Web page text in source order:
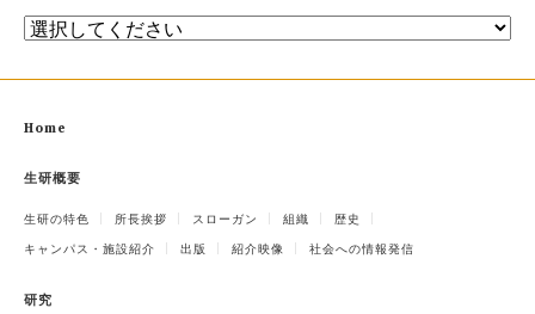
Home
生研概要
生研の特色 所長挨拶 スローガン 組織 歴史
キャンパス・施設紹介 出版 紹介映像 社会への情報発信
研究